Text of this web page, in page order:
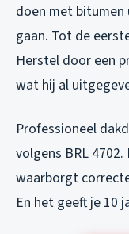
doen met
gaan. Tot de
Herstel door een
wat hij al
Professioneel
volgens BRL
waarborgt
En het geeft je 10